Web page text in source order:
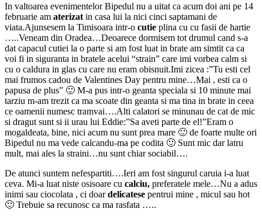
In valtoarea evenimentelor Bipedul nu a uitat ca acum doi ani pe 14
februarie am aterizat in casa lui la nici cinci saptamani de
viata.Ajunsesem la Timisoara intr-o cutie plina cu cu fasii de hartie
…..Veneam din Oradea…Deoarece dormisem tot drumul cand s-a
dat capacul cutiei la o parte si am fost luat in brate am simtit ca ca
voi fi in siguranta in bratele acelui “strain” care imi vorbea calm si
cu o caldura in glas cu care nu eram obisnuit.Imi zicea :”Tu esti cel
mai frumos cadou de Valentines Day pentru mine…Mai , esti ca o
papusa de plus” 🙂 M-a pus intr-o geanta speciala si 10 minute mai
tarziu m-am trezit ca ma scoate din geanta si ma tina in brate in ceea
ce oamenii numesc tramvai….Alti calatori se minunau de cat de mic
si dragut sunt si ii urau lui Eddie:”Sa aveti parte de el!”Eram o
mogaldeata, bine, nici acum nu sunt prea mare 🙂 de foarte multe ori
Bipedul nu ma vede calcandu-ma pe codita 🙂 Sunt mic dar latru
mult, mai ales la straini…nu sunt chiar sociabil….
De atunci suntem nefespartiti….Ieri am fost singurul caruia i-a luat
ceva. Mi-a luat niste osisoare cu calciu, preferatele mele…Nu a adus
inimi sau ciocolata , ci doardelicatese pentrui mine , micul sau hot
🙂 Trebuie sa recunosc ca ma rasfata …..